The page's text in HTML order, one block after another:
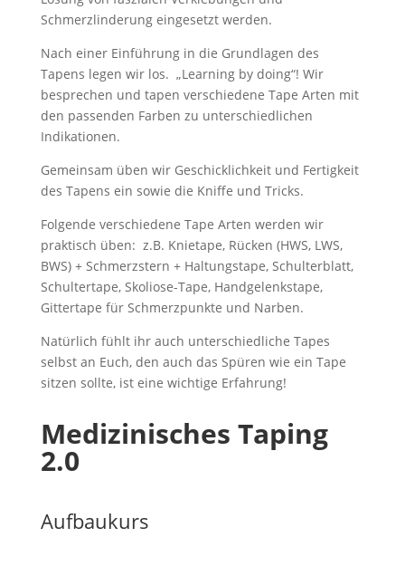
Schmerzlinderung eingesetzt werden.
Nach einer Einführung in die Grundlagen des
Tapens legen wir los. „Learning by doing“! Wir
besprechen und tapen verschiedene Tape Arten mit
den passenden Farben zu unterschiedlichen
Indikationen.
Gemeinsam üben wir Geschicklichkeit und Fertigkeit
des Tapens ein sowie die Kniffe und Tricks.
Folgende verschiedene Tape Arten werden wir
praktisch üben: z.B. Knietape, Rücken (HWS, LWS,
BWS) + Schmerzstern + Haltungstape, Schulterblatt,
Schultertape, Skoliose-Tape, Handgelenkstape,
Gittertape für Schmerzpunkte und Narben.
Natürlich fühlt ihr auch unterschiedliche Tapes
selbst an Euch, den auch das Spüren wie ein Tape
sitzen sollte, ist eine wichtige Erfahrung!
Medizinisches Taping
2.0
Aufbaukurs